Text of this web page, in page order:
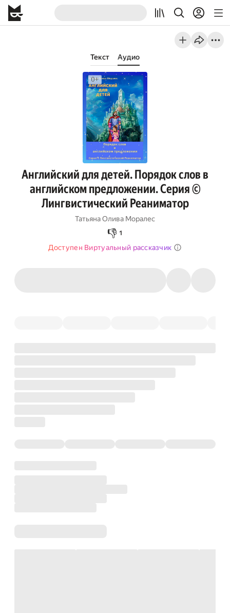
Текст Аудио
Английский для детей. Порядок слов в
английском предложении. Серия ©
Лингвистический Реаниматор
Татьяна Олива Моралес
👎 1
Доступен Виртуальный рассказчик